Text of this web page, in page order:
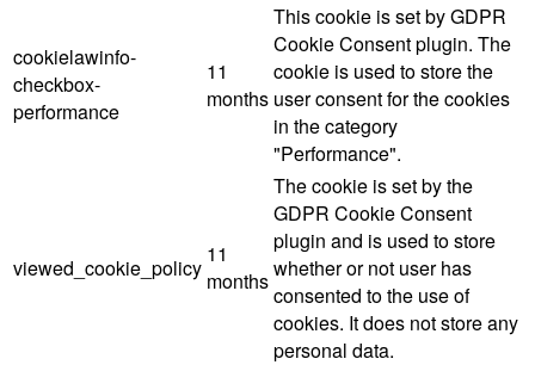
cookielawinfo-
checkbox-
performance
11
months
This cookie is set by GDPR
Cookie Consent plugin. The
cookie is used to store the
user consent for the cookies
in the category
"Performance".
viewed_cookie_policy
11
months
The cookie is set by the
GDPR Cookie Consent
plugin and is used to store
whether or not user has
consented to the use of
cookies. It does not store any
personal data.